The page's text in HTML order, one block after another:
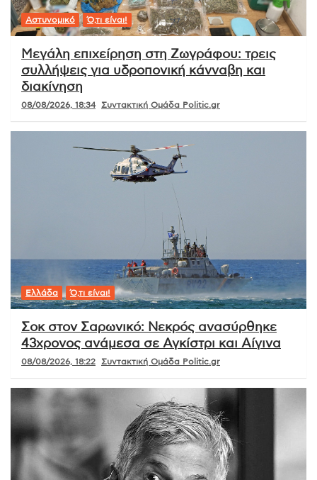
Αστυνομικό Ό,τι είναι!
Μεγάλη επιχείρηση στη Ζωγράφου: τρεις
συλλήψεις για υδροπονική κάνναβη και
διακίνηση
08/08/2026, 18:34 Συντακτική Ομάδα Politic.gr
Ελλάδα Ό,τι είναι!
Σοκ στον Σαρωνικό: Νεκρός ανασύρθηκε
43χρονος ανάμεσα σε Αγκίστρι και Αίγινα
08/08/2026, 18:22 Συντακτική Ομάδα Politic.gr